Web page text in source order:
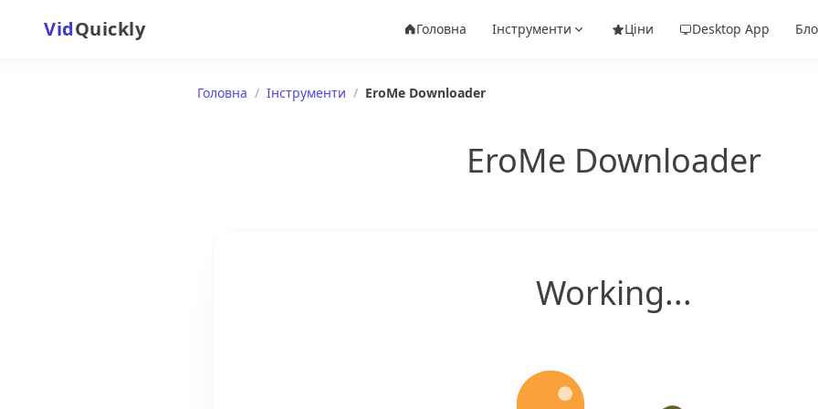
VidQuickly Головна Інструменти Ціни Desktop App
Головна / Інструменти / EroMe Downloader
EroMe Downloader
Working...